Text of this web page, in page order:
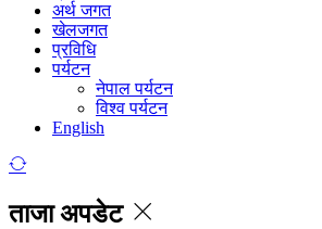
अर्थ जगत
खेलजगत
प्रविधि
पर्यटन
नेपाल पर्यटन
विश्व पर्यटन
English
ताजा अपडेट